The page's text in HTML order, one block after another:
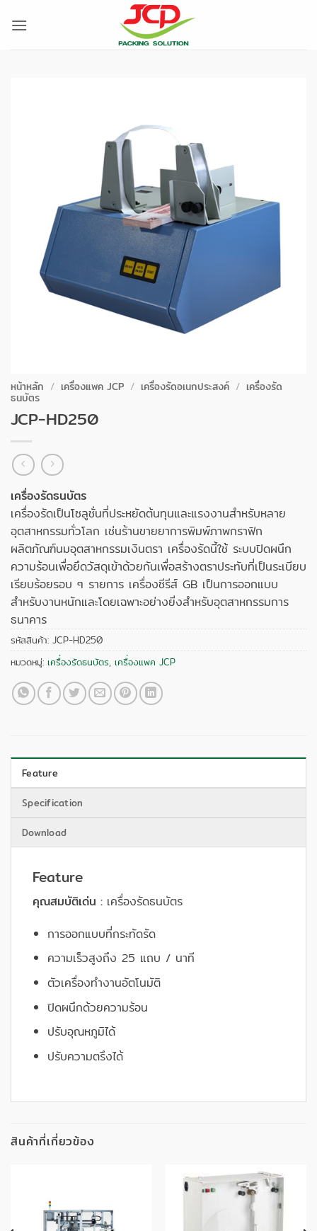
หน้าหลัก / เครื่องแพค JCP / เครื่องรัดอเนกประสงค์ / เครื่องรัด
ธนบัตร
JCP-HD250
เครื่องรัดธนบัตร
เครื่องรัดเป็นโซลูชั่นที่ประหยัดต้นทุนและแรงงานสำหรับหลาย
อุตสาหกรรมทั่วโลก เช่นร้านขายยาการพิมพ์ภาพกราฟิก
ผลิตภัณฑ์นมอุตสาหกรรมเงินตรา เครื่องรัดนี้ใช้ ระบบปิดผนึก
ความร้อนเพื่อยึดวัสดุเข้าด้วยกันเพื่อสร้างตราประทับที่เป็นระเบียบ
เรียบร้อยรอบ ๆ รายการ เครื่องซีรีส์ GB เป็นการออกแบบ
สำหรับงานหนักและโดยเฉพาะอย่างยิ่งสำหรับอุตสาหกรรมการ
ธนาคาร
รหัสสินค้า: JCP-HD250
หมวดหมู่: เครื่องรัดธนบัตร, เครื่องแพค JCP
Feature
Specification
Download
Feature
คุณสมบัติเด่น : เครื่องรัดธนบัตร
การออกแบบที่กระทัดรัด
ความเร็วสูงถึง 25 แถบ / นาที
ตัวเครื่องทำงานอัตโนมัติ
ปิดผนึกด้วยความร้อน
ปรับอุณหภูมิได้
ปรับความตรึงได้
สินค้าที่เกี่ยวข้อง